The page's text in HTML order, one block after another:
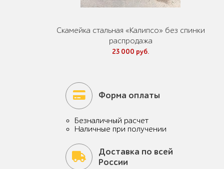
Скамейка стальная «Калипсо» без спинки
распродажа
23 000 руб.
Форма оплаты
Безналичный расчет
Наличные при получении
Доставка по всей
России